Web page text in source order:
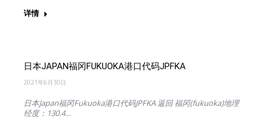
详情
日本JAPAN福冈FUKUOKA港口代码JPFKA
2021年6月30日
日本Japan福冈Fukuoka港口代码JPFKA 返回 福冈(fukuoka)地理
经度：130.4…